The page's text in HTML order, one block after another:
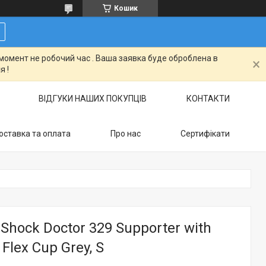
Кошик
не робочий час . Ваша заявка буде оброблена в
!
ВІДГУКИ НАШИХ ПОКУПЦІВ КОНТАКТИ
та оплата Про нас Сертифікати
Doctor 329 Supporter with
Cup Grey, S